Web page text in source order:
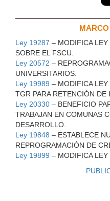
Ley 19287 – MODIFICA
SOBRE EL FSCU.
Ley 20572 –
UNIVERSITARIOS.
Ley 19989 – MODIFICA
TGR PARA RETENCIÓN DE
Ley 20330 – BENEFICIO
TRABAJAN EN COMUNAS
DESARROLLO.
Ley 19848 – ESTABLECE
REPROGRAMACIÓN DE
Ley 19899 – MODIFICA LEY